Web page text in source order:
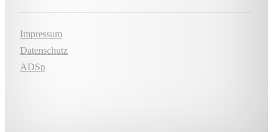
Impressum
Datenschutz
ADSp